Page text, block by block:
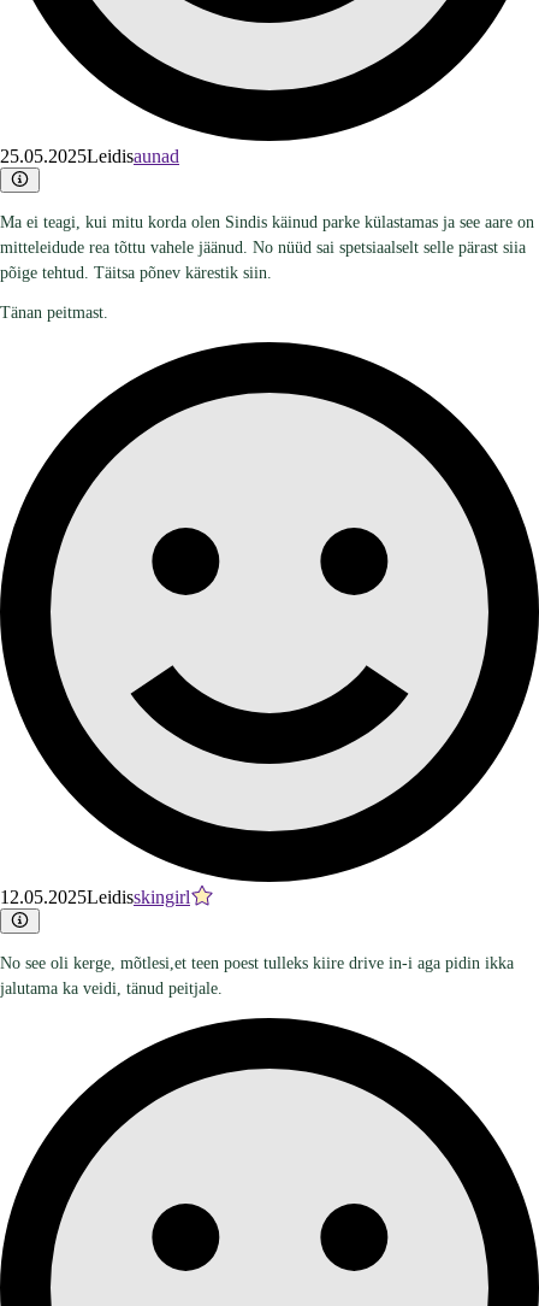
25.05.2025Leidisaunad
Ma ei teagi, kui mitu korda olen Sindis käinud parke külastamas ja see aare on
mitteleidude rea tõttu vahele jäänud. No nüüd sai spetsiaalselt selle pärast siia
põige tehtud. Täitsa põnev kärestik siin.
Tänan peitmast.
12.05.2025Leidisskingirl
No see oli kerge, mõtlesi,et teen poest tulleks kiire drive in-i aga pidin ikka
jalutama ka veidi, tänud peitjale.